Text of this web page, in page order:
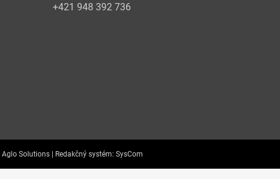
+421 948 392 736
Aglo Solutions | Redakčný systém: SysCom